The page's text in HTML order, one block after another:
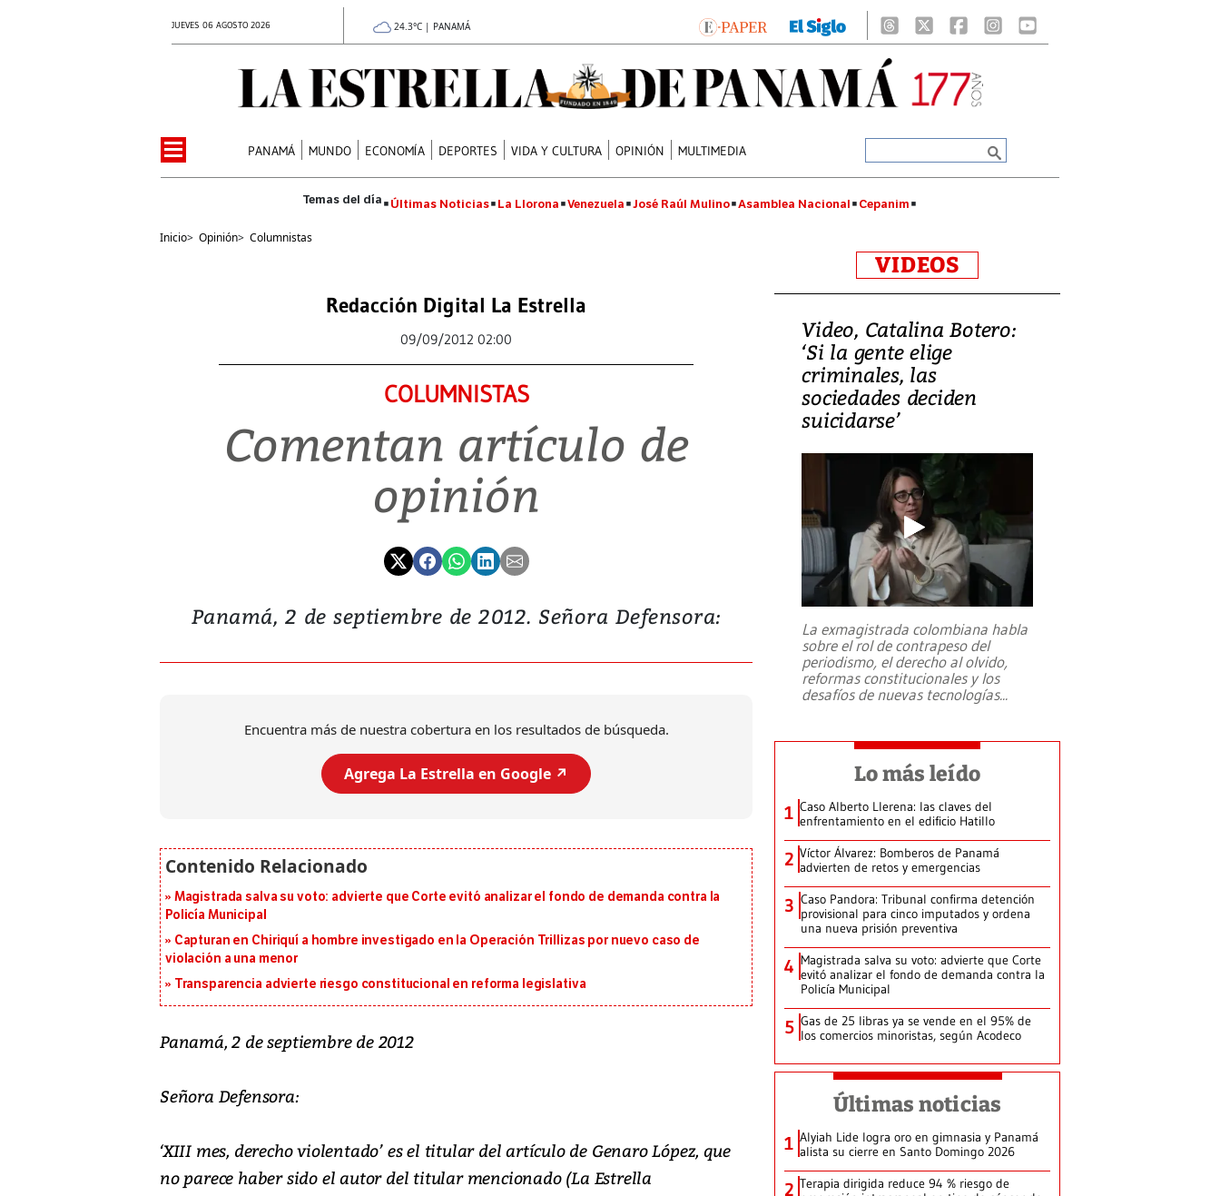
JUEVES 06 AGOSTO 2026 24.3°C | PANAMÁ
PANAMÁ MUNDO ECONOMÍA DEPORTES VIDA Y CULTURA OPINIÓN MULTIMEDIA
Últimas Noticias La Llorona Venezuela José Raúl Mulino Asamblea Nacional Cepanim
Inicio> Opinión> Columnistas
Redacción Digital La Estrella
09/09/2012 02:00
COLUMNISTAS
Comentan artículo de
opinión
Panamá, 2 de septiembre de 2012. Señora Defensora:
Encuentra más de nuestra cobertura en los resultados de búsqueda.
Agrega La Estrella en Google ↗️
Magistrada salva su voto: advierte que Corte evitó analizar el fondo de demanda contra la
Policía Municipal
Capturan en Chiriquí a hombre investigado en la Operación Trillizas por nuevo caso de
violación a una menor
Transparencia advierte riesgo constitucional en reforma legislativa
Panamá, 2 de septiembre de 2012
Señora Defensora:
‘XIII mes, derecho violentado’ es el titular del artículo de Genaro López, que
no parece haber sido el autor del titular mencionado (La Estrella
VIDEOS
Video, Catalina Botero:
‘Si la gente elige
criminales, las
sociedades deciden
suicidarse’
La exmagistrada colombiana habla
sobre el rol de contrapeso del
periodismo, el derecho al olvido,
reformas constitucionales y los
desafíos de nuevas tecnologías...
Lo más leído
1 Caso Alberto Llerena: las claves del
enfrentamiento en el edificio Hatillo
2 Víctor Álvarez: Bomberos de Panamá
advierten de retos y emergencias
3 Caso Pandora: Tribunal confirma detención
provisional para cinco imputados y ordena
una nueva prisión preventiva
4 Magistrada salva su voto: advierte que Corte
evitó analizar el fondo de demanda contra la
Policía Municipal
5 Gas de 25 libras ya se vende en el 95% de
los comercios minoristas, según Acodeco
Últimas noticias
1 Alyiah Lide logra oro en gimnasia y Panamá
alista su cierre en Santo Domingo 2026
2 Terapia dirigida reduce 94 % riesgo de